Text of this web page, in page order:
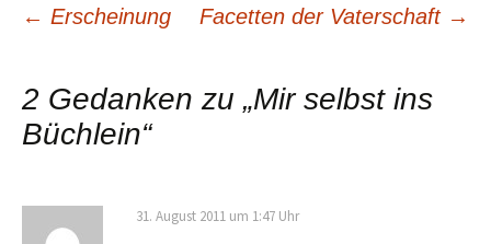
Beitrags-
Navigation
← Erscheinung Facetten der Vaterschaft →
2 Gedanken zu „Mir selbst ins
Büchlein“
31. August 2011 um 1:47 Uhr